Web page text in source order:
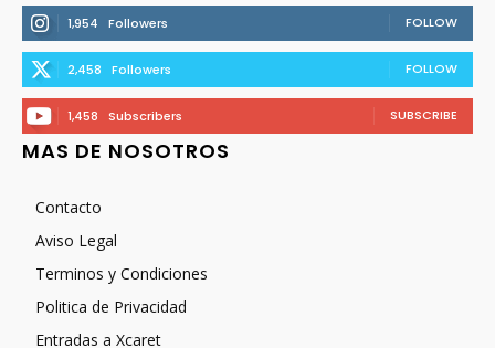
1,954 Followers FOLLOW
2,458 Followers FOLLOW
1,458 Subscribers SUBSCRIBE
MAS DE NOSOTROS
Contacto
Aviso Legal
Terminos y Condiciones
Politica de Privacidad
Entradas a Xcaret